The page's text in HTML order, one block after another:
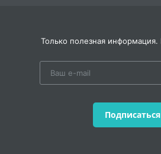
Только полезная информация.
Подписаться